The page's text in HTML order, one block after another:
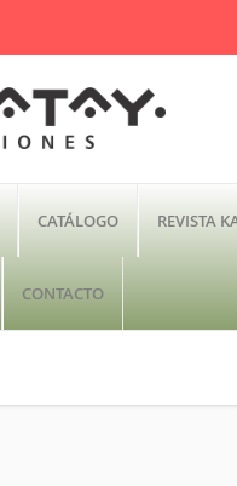
CATÁLOGO REVISTA
CONTACTO